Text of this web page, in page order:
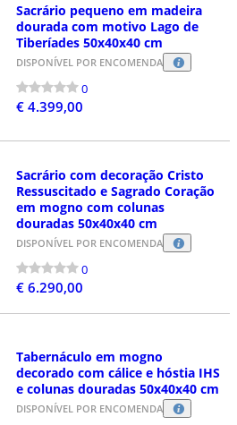
Sacrário pequeno em madeira
dourada com motivo Lago de
Tiberíades 50x40x40 cm
DISPONÍVEL POR ENCOMENDA
0
€ 4.399,00
Sacrário com decoração Cristo
Ressuscitado e Sagrado Coração
em mogno com colunas
douradas 50x40x40 cm
DISPONÍVEL POR ENCOMENDA
0
€ 6.290,00
Tabernáculo em mogno
decorado com cálice e hóstia IHS
e colunas douradas 50x40x40 cm
DISPONÍVEL POR ENCOMENDA